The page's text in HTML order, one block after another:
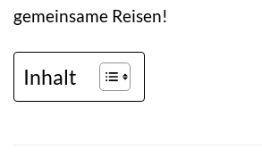
gemeinsame Reisen!
Inhalt